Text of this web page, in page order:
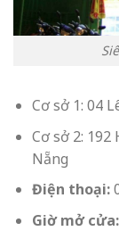
Cơ sở 1: 04
Cơ sở 2:
Nẵng
Điện thoại:
Giờ mở cửa: